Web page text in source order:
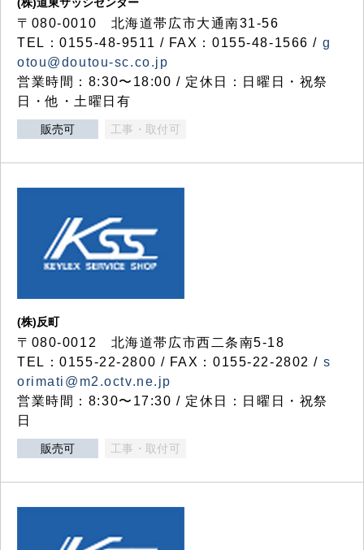
〒080-0010 北海道帯広市大通南31-56
TEL：0155-48-9511 / FAX：0155-48-1566 / g
otou@doutou-sc.co.jp
営業時間：8:30〜18:00 / 定休日：日曜日・祝祭
日・他・土曜日有
販売可 工事・取付可
(株)反町
〒080-0012 北海道帯広市西二条南5-18
TEL：0155-22-2800 / FAX：0155-22-2802 / s
orimati@m2.octv.ne.jp
営業時間：8:30〜17:30 / 定休日：日曜日・祝祭
日
販売可 工事・取付可